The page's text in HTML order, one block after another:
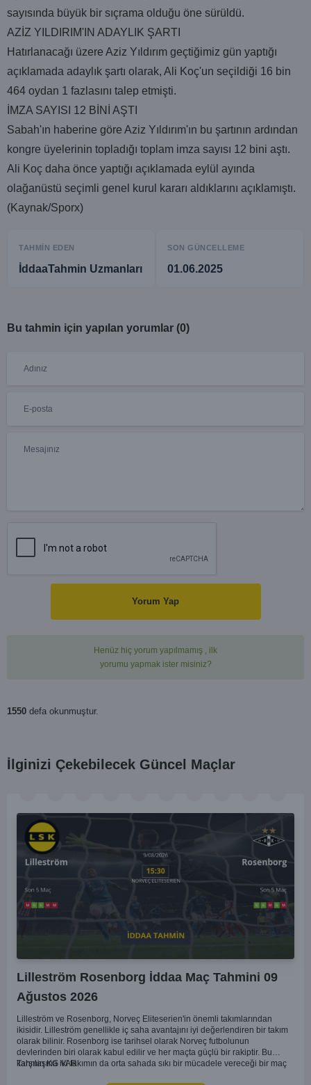
sayısında büyük bir sıçrama olduğu öne sürüldü.
AZİZ YILDIRIM'IN ADAYLIK ŞARTI
Hatırlanacağı üzere Aziz Yıldırım geçtiğimiz gün yaptığı
açıklamada adaylık şartı olarak, Ali Koç'un seçildiği 16 bin
464 oydan 1 fazlasını talep etmişti.
İMZA SAYISI 12 BİNİ AŞTI
Sabah'ın haberine göre Aziz Yıldırım'ın bu şartının ardından
kongre üyelerinin topladığı toplam imza sayısı 12 bini aştı.
Ali Koç daha önce yaptığı açıklamada eylül ayında
olağanüstü seçimli genel kurul kararı aldıklarını açıklamıştı.
(Kaynak/Sporx)
TAHMIN EDEN
İddaaTahmin Uzmanları
SON GÜNCELLEME
01.06.2025
Bu tahmin için yapılan yorumlar (0)
Yorum Yap
Henüz hiç yorum yapılmamış , ilk
yorumu yapmak ister misiniz?
1550 defa okunmuştur.
İlginizi Çekebilecek Güncel Maçlar
Lilleström Rosenborg İddaa Maç Tahmini 09
Ağustos 2026
Lilleström ve Rosenborg, Norveç Eliteserien'in önemli takımlarından
ikisidir. Lilleström genellikle iç saha avantajını iyi değerlendiren bir takım
olarak bilinir. Rosenborg ise tarihsel olarak Norveç futbolunun
devlerinden biri olarak kabul edilir ve her maçta güçlü bir rakiptir. Bu
karşılaşma iki takımın da orta sahada sıkı bir mücadele vereceği bir maç
Tahmin KG VAR